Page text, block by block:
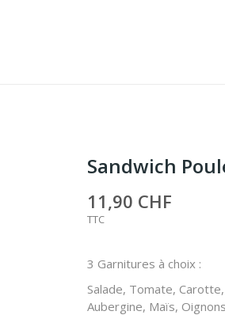
Sandwich
11,90 CHF
TTC
3 Garnitures à choix :
Salade, Tomate,
Aubergine, Maïs, Oignons